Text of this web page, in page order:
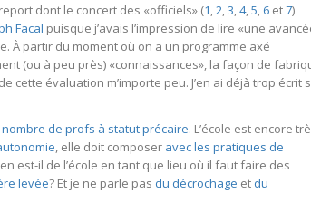
dont le concert des «officiels» (1,2,3,4,5, 6 et7)
Facal puisque j’avais l’impression de lire «une
À partir du moment où on a un programme axé
(ou à peu près) «connaissances», la façon de
évaluation m’importe peu. J’en ai déjà trop écrit
de profs à statut précaire. L’école est encore
, elle doit composer avec les pratiques de
est-il de l’école en tant que lieu où il faut faire des
levée? Et je ne parle pas du décrochage et du